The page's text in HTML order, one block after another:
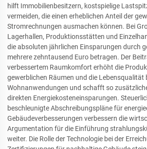
hilft Immobilienbesitzern, kostspielige
vermeiden, die einen erheblichen Anteil der
Stromrechnungen ausmachen können. Bei
Lagerhallen, Produktionsstätten und
die absoluten jährlichen Einsparungen durch
mehrere zehntausend Euro betragen. Der
verbessertem Raumkomfort erhöht die
gewerblichen Räumen und die Lebensqualität
Wohnanwendungen und schafft so
direkten Energiekosteneinsparungen.
beschleunigte Abschreibungspläne für
Gebäudeverbesserungen verbessern die
Argumentation für die Einführung
weiter. Die Rolle der Technologie bei der